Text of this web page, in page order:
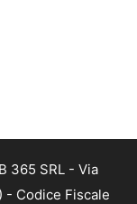
365 SRL - Via
- Codice Fiscale